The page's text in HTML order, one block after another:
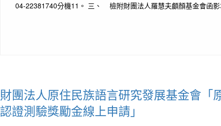
04-22381740分機11。 三、 檢附財團法人羅慧夫顱顏基金會函
財團法人原住民族語言研究發展基金會「
認證測驗獎勵金線上申請」